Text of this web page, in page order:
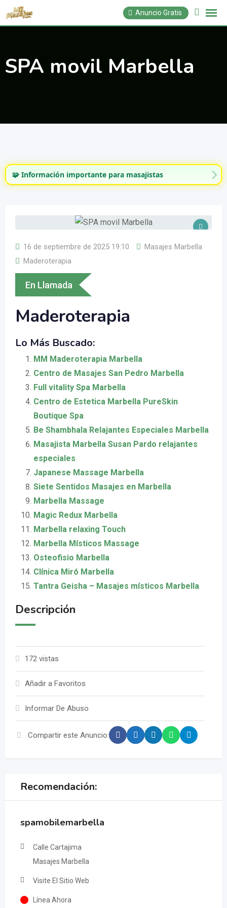
Saltar
Anuncio Gratis
SPA movil Marbella
🧩 Información importante para masajistas
16 de septiembre de 2025 19:10
Masajes Marbella
Maderoterapia
En Llamada
Maderoterapia
Lo Más Buscado:
MM Maderoterapia Marbella
Centro de Masajes San Pedro Marbella
Full vitality Spa Marbella
Centro de Estetica Marbella PureSkin
Boutique Spa
Be Shambhala Relajantes Especiales Marbella
Masajista Marbella Susan Pardo relajantes
especiales
Japanese Massage Marbella
Siete Sentidos Masajes en Marbella
Marbella Massage
Magic Redux Marbella
Marbella relaxing Touch
Marbella Místicos Massage
Osteofisio Marbella
Clínica Miró Marbella
Tantra Geisha – Masajes místicos Marbella
Descripción
172 vistas
Añadir a Favoritos
Informar De Abuso
Compartir este Anuncio:
Recomendación:
spamobilemarbella
Calle Cartajima
Masajes Marbella
Visite El Sitio Web
Línea Ahora